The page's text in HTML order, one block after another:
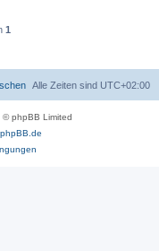
1
Alle Zeiten sind UTC+02:00
© phpBB Limited
phpBB.de